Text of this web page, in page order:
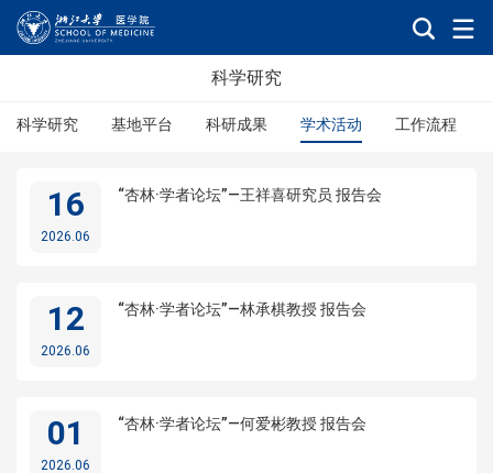
科学研究
科学研究 基地平台 科研成果 学术活动 工作流程
16
2026.06
“杏林·学者论坛”—王祥喜研究员 报告会
12
2026.06
“杏林·学者论坛”—林承棋教授 报告会
01
2026.06
“杏林·学者论坛”—何爱彬教授 报告会